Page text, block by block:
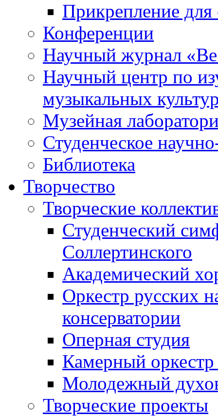
Прикрепление для
Конференции
Научный журнал
Научный центр по
музыкальных
Музейная
Студенческое
Библиотека
Творчество
Творческие
Студенческий
Соллертинского
Академический
Оркестр русских
консерватории
Оперная студия
Камерный оркестр
Молодежный
Творческие проекты